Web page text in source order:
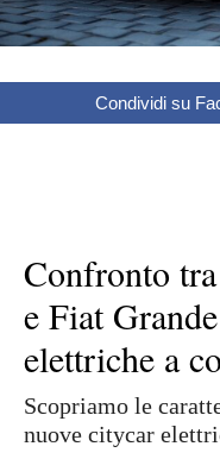
Condividi su
Confronto
e Fiat
elettriche a
Scopriamo le
nuove citycar